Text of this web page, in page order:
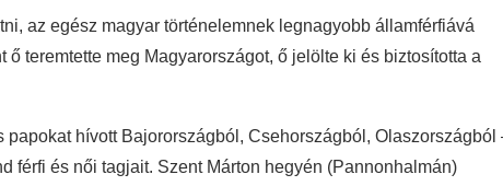
az egész magyar történelemnek legnagyobb államférfiává
teremtette meg Magyarországot, ő jelölte ki és biztosította a
hívott Bajorországból, Csehországból, Olaszországból
férfi és női tagjait. Szent Márton hegyén (Pannonhalmán)